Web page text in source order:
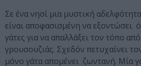
Σε ένα νησί μια μυστική
είναι αποφασισμένη να εξοντώσει
γάτες για να απαλλάξει τον τόπο
γρουσουζιάς. Σχεδόν πετυχαίνει
μόνο γάτα απομένει ζωντανή. Μία